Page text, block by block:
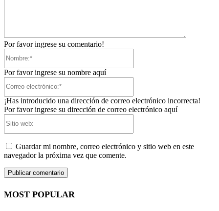
Por favor ingrese su comentario!
Por favor ingrese su nombre aquí
¡Has introducido una dirección de correo electrónico incorrecta!
Por favor ingrese su dirección de correo electrónico aquí
Guardar mi nombre, correo electrónico y sitio web en este
navegador la próxima vez que comente.
MOST POPULAR